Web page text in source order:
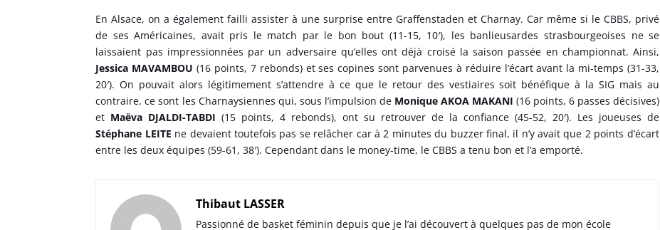
En Alsace, on a également failli assister à une surprise entre Graffenstaden et Charnay. Car même si le CBBS, privé
de ses Américaines, avait pris le match par le bon bout (11-15, 10′), les banlieusardes strasbourgeoises ne se
laissaient pas impressionnées par un adversaire qu’elles ont déjà croisé la saison passée en championnat. Ainsi,
Jessica MAVAMBOU (16 points, 7 rebonds) et ses copines sont parvenues à réduire l’écart avant la mi-temps (31-33,
20′). On pouvait alors légitimement s’attendre à ce que le retour des vestiaires soit bénéfique à la SIG mais au
contraire, ce sont les Charnaysiennes qui, sous l’impulsion de Monique AKOA MAKANI (16 points, 6 passes décisives)
et Maëva DJALDI-TABDI (15 points, 4 rebonds), ont su retrouver de la confiance (45-52, 20′). Les joueuses de
Stéphane LEITE ne devaient toutefois pas se relâcher car à 2 minutes du buzzer final, il n’y avait que 2 points d’écart
entre les deux équipes (59-61, 38′). Cependant dans le money-time, le CBBS a tenu bon et l’a emporté.
Thibaut LASSER
Passionné de basket féminin depuis que je l’ai découvert à quelques pas de mon école